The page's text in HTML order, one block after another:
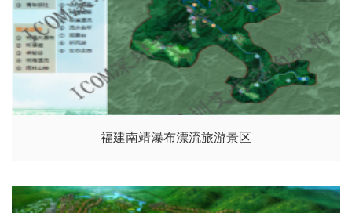
福建南靖瀑布漂流旅游景区